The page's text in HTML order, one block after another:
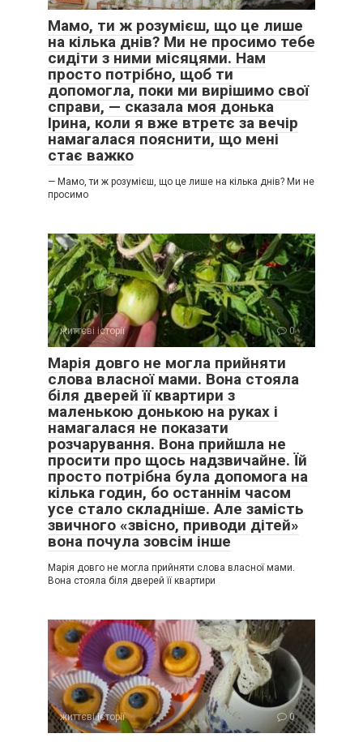
Мамо, ти ж розумієш, що це лише
на кілька днів? Ми не просимо тебе
сидіти з ними місяцями. Нам
просто потрібно, щоб ти
допомогла, поки ми вирішимо свої
справи, — сказала моя донька
Ірина, коли я вже втретє за вечір
намагалася пояснити, що мені
стає важко
— Мамо, ти ж розумієш, що це лише на кілька днів? Ми не
просимо
життєві історії 0
Марія довго не могла прийняти
слова власної мами. Вона стояла
біля дверей її квартири з
маленькою донькою на руках і
намагалася не показати
розчарування. Вона прийшла не
просити про щось надзвичайне. Їй
просто потрібна була допомога на
кілька годин, бо останнім часом
усе стало складніше. Але замість
звичного «звісно, приводи дітей»
вона почула зовсім інше
Марія довго не могла прийняти слова власної мами.
Вона стояла біля дверей її квартири
життєві історії 0